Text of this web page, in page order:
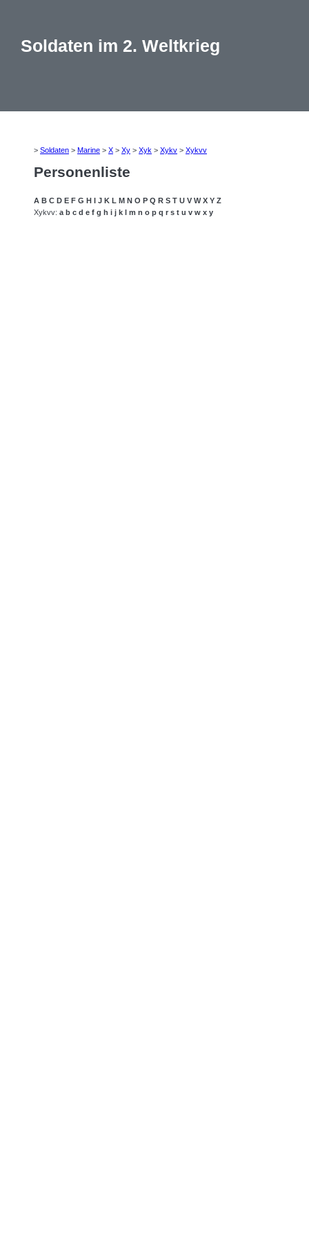
Soldaten im 2. Weltkrieg
> Soldaten > Marine > X > Xy > Xyk > Xykv > Xykvv
Personenliste
A B C D E F G H I J K L M N O P Q R S T U V W X Y Z
Xykvv: a b c d e f g h i j k l m n o p q r s t u v w x y